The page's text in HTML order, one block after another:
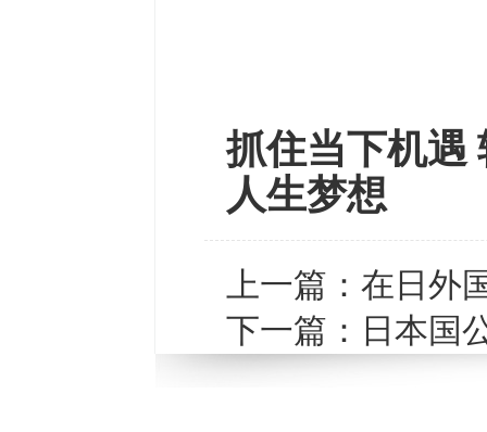
抓住当下机遇
人生梦想
上一篇： 在日外
下一篇： 日本国